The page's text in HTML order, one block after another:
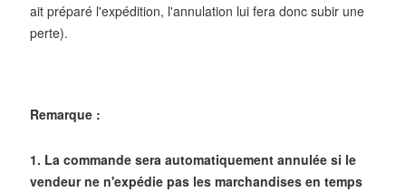
ait préparé l'expédition, l'annulation lui fera donc subir une
perte).
Remarque :
1. La commande sera automatiquement annulée si le
vendeur ne n'expédie pas les marchandises en temps